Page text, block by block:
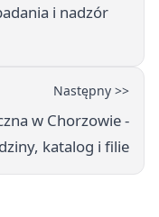
i nadzór
Następny >>
w Chorzowie -
katalog i filie